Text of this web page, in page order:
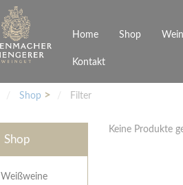
Home Shop
Weißweine
Roséweine
Junges Schwaben
Veranstaltungen
Kontakt
Shop Filter
Shop
Weißweine
Keine Produkte